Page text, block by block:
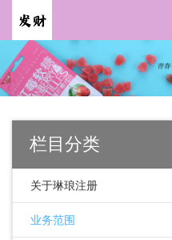
栏目分类
关于琳琅注册
业务范围